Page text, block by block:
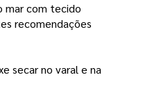
mar com tecido
recomendações
secar no varal e na